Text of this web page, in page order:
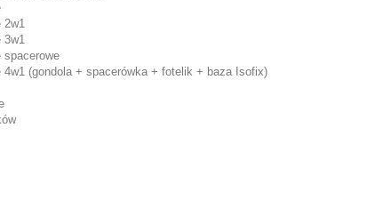
2w1
3w1
(gondola + spacerówka + fotelik + baza Isofix)